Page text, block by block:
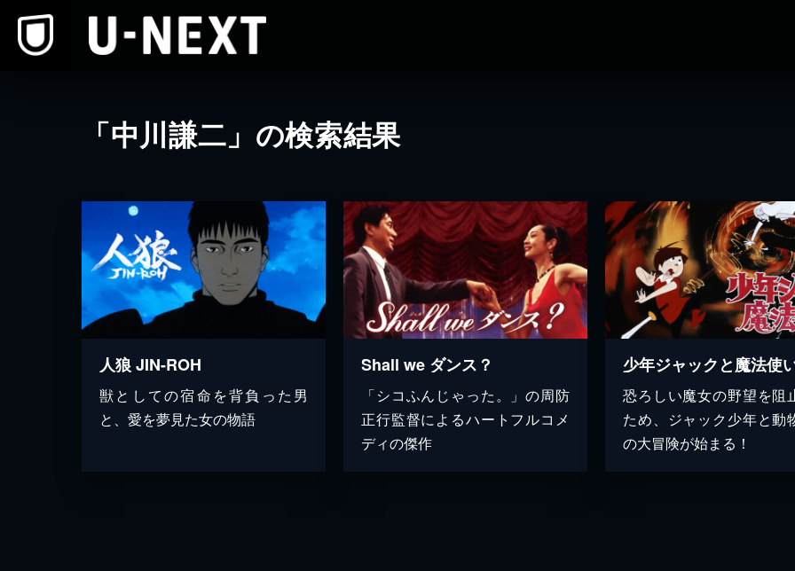
「中川謙二」の検索結果
人狼 JIN-ROH
獣としての宿命を背負った男
と、愛を夢見た女の物語
Shall we ダンス？
「シコふんじゃった。」の周防
正行監督によるハートフルコメ
ディの傑作
少年ジャックと魔法使
恐ろしい魔女の野望を阻
ため、ジャック少年と動
の大冒険が始まる！